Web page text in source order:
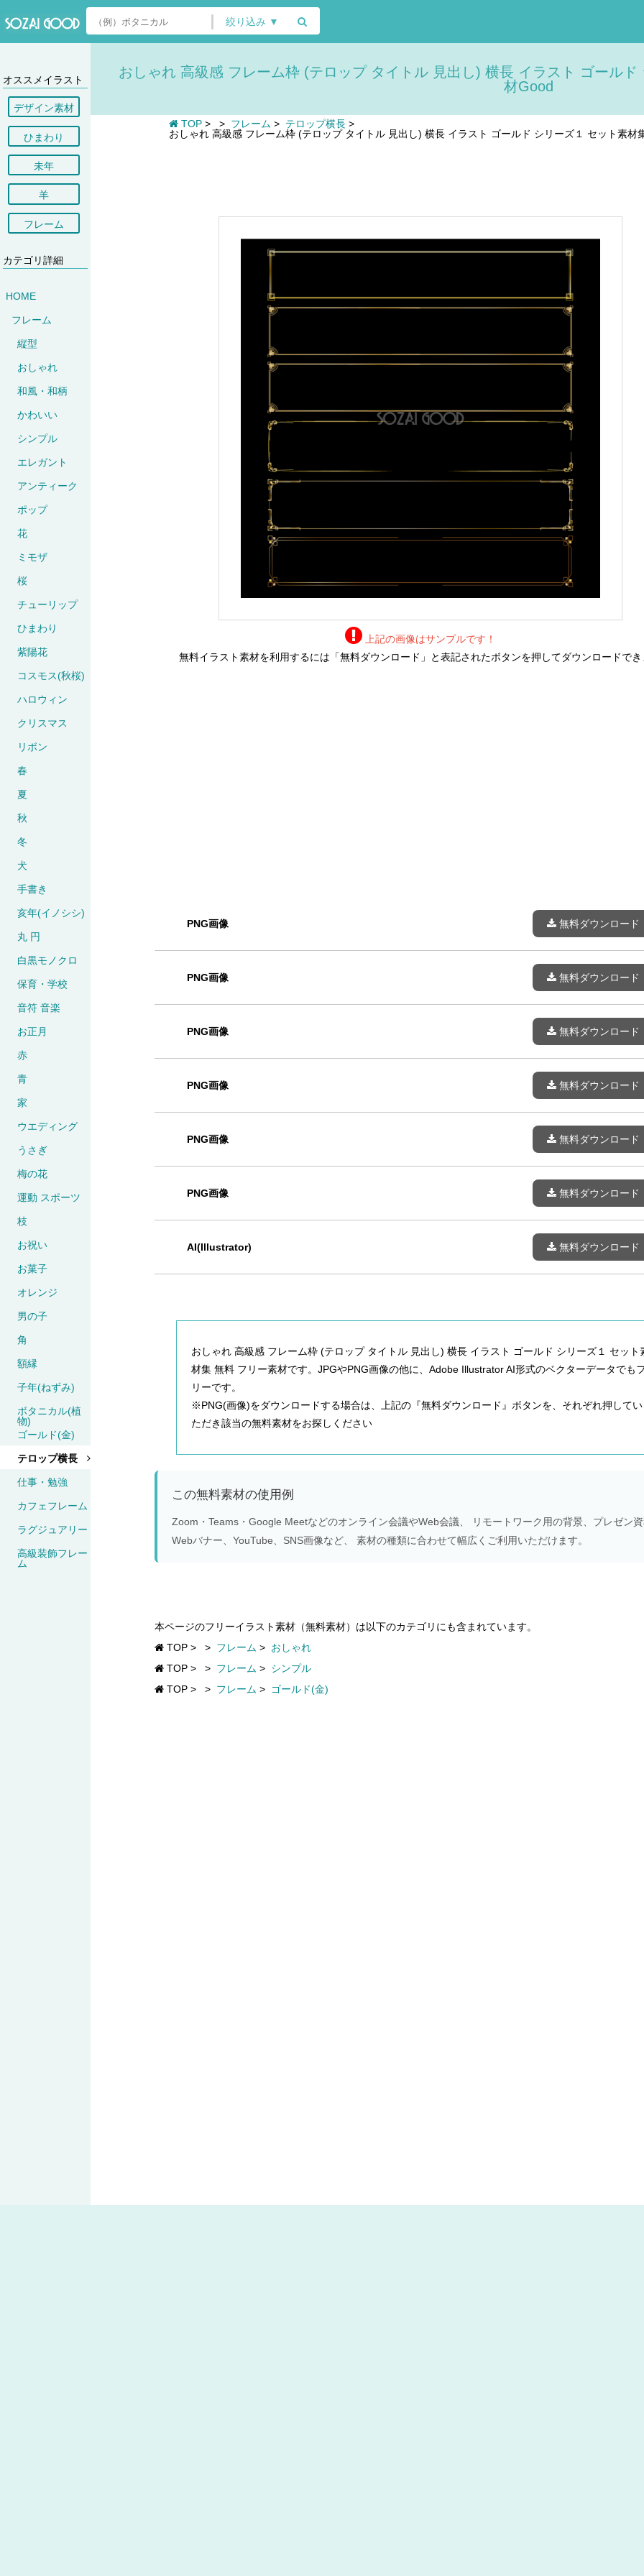
絞り込み ▼
オススメイラスト
デザイン素材
ひまわり
未年
羊
フレーム
カテゴリ詳細
HOME
フレーム
縦型
おしゃれ
和風・和柄
かわいい
シンプル
エレガント
アンティーク
ポップ
花
ミモザ
桜
チューリップ
ひまわり
紫陽花
コスモス(秋桜)
ハロウィン
クリスマス
リボン
春
夏
秋
冬
犬
手書き
亥年(イノシシ)
丸 円
白黒モノクロ
保育・学校
音符 音楽
お正月
赤
青
家
ウエディング
うさぎ
梅の花
運動 スポーツ
枝
お祝い
お菓子
オレンジ
男の子
角
額縁
子年(ねずみ)
ボタニカル(植
物)
ゴールド(金)
テロップ横長
仕事・勉強
カフェフレーム
ラグジュアリー
高級装飾フレー
ム
おしゃれ 高級感 フレーム枠 (テロップ タイトル 見出し) 横長 イラスト ゴール
材Good
TOP > > フレーム > テロップ横長 >
おしゃれ 高級感 フレーム枠 (テロップ タイトル 見出し) 横長 イラスト ゴールド シリーズ１ セット素材
上記の画像はサンプルです！
無料イラスト素材を利用するには「無料ダウンロード」と表記されたボタンを押してダウンロードでき
PNG画像 無料ダウンロード
PNG画像 無料ダウンロード
PNG画像 無料ダウンロード
PNG画像 無料ダウンロード
PNG画像 無料ダウンロード
PNG画像 無料ダウンロード
AI(Illustrator) 無料ダウンロード
おしゃれ 高級感 フレーム枠 (テロップ タイトル 見出し) 横長 イラスト ゴールド シリーズ１ セット
材集 無料 フリー素材です。JPGやPNG画像の他に、Adobe Illustrator AI形式のベクターデータでも
リーです。
※PNG(画像)をダウンロードする場合は、上記の『無料ダウンロード』ボタンを、それぞれ押してい
ただき該当の無料素材をお探しください
この無料素材の使用例
Zoom・Teams・Google Meetなどのオンライン会議やWeb会議、 リモートワーク用の背景、プレゼン
Webバナー、YouTube、SNS画像など、 素材の種類に合わせて幅広くご利用いただけます。
本ページのフリーイラスト素材（無料素材）は以下のカテゴリにも含まれています。
TOP > > フレーム > おしゃれ
TOP > > フレーム > シンプル
TOP > > フレーム > ゴールド(金)